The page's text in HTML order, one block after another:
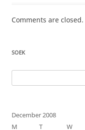
Comments are closed.
SOEK
for:
December 2008
M
T W